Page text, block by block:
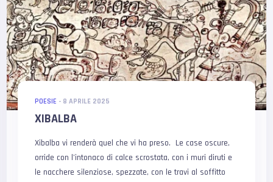
POESIE - 8 APRILE 2025
XIBALBA
Xibalba vi renderà quel che vi ha preso. Le case oscure,
orride con l’intonaco di calce scrostata, con i muri diruti e
le nacchere silenziose, spezzate, con le travi al soffitto